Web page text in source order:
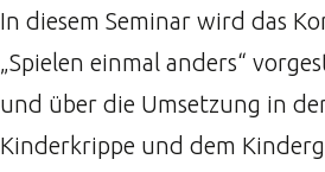
In diesem Seminar wird das
„Spielen einmal anders“
und über die Umsetzung in
Kinderkrippe und dem